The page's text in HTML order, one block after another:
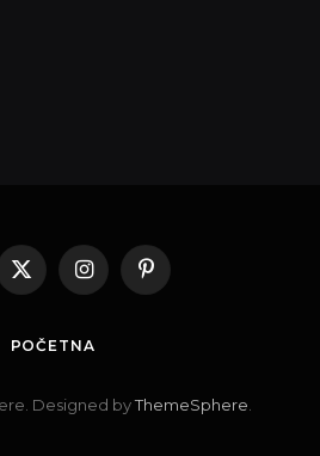
X
InstagramPinterest
POČETNA
Designed byThemeSphere